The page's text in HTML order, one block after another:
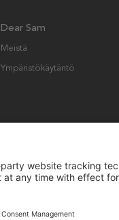
Dear Sam
Meistä
Ympäristökäytäntö